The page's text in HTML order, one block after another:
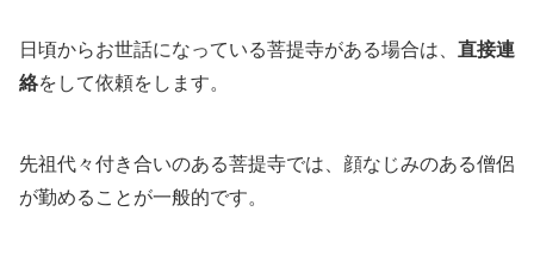
日頃からお世話になっている菩提寺がある場合は、 直接連
絡をして依頼をします。
先祖代々付き合いのある菩提寺では、顔なじみのある僧侶
が勤めることが一般的です。